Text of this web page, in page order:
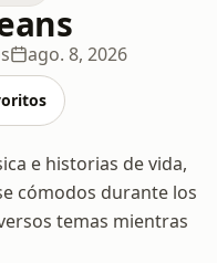
ago. 8, 2026
e historias de vida,
cómodos durante los
temas mientras